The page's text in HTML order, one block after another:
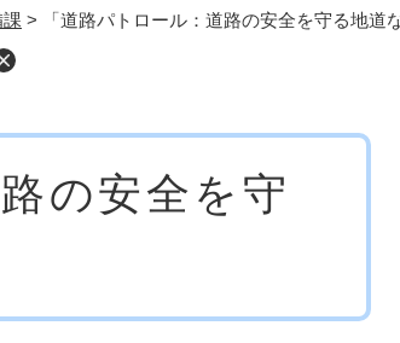
> 「道路パトロール：道路の安全を守る地道
の安全を守